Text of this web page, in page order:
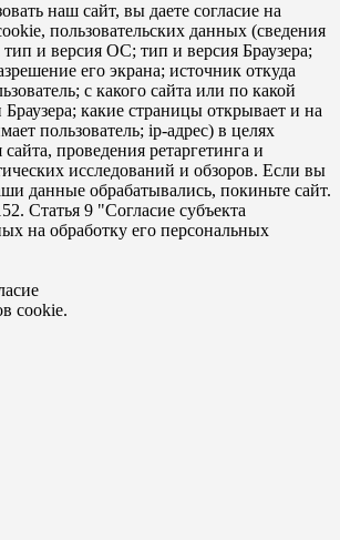
наш сайт, вы даете согласие на
пользовательских данных (сведения
и версия ОС; тип и версия Браузера;
его экрана; источник откуда
с какого сайта или по какой
какие страницы открывает и на
пользователь; ip-адрес) в целях
проведения ретаргетинга и
исследований и обзоров. Если вы
данные обрабатывались, покиньте сайт.
Статья 9 "Согласие субъекта
на обработку его персональных
cookie.